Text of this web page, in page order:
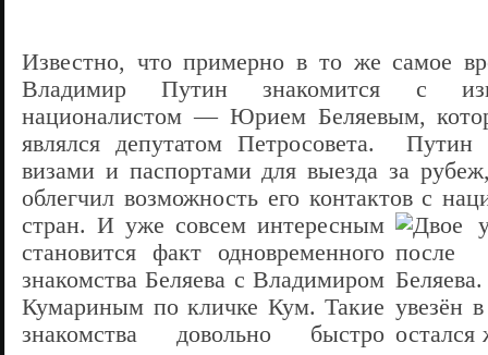
Известно, что примерно в то же самое
Владимир Путин знакомится с
националистом — Юрием Беляевым,
являлся депутатом Петросовета. Путин
визами и паспортами для выезда за
облегчил возможность его контактов с
стран. И уже совсем интересным
становится факт одновременного
знакомства Беляева с Владимиром
Кумариным по кличке Кум. Такие
знакомства довольно быстро